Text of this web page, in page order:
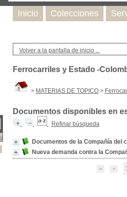
Volver a la pantalla de inicio ...
Ferrocarriles y Estado -
> MATERIAS DE TOPICO>
Documentos disponibles en
Refinar búsqueda
Documentos de la Compañía del
Nueva demanda contra la
Inicio Colecciones
-Contratos Administrativos